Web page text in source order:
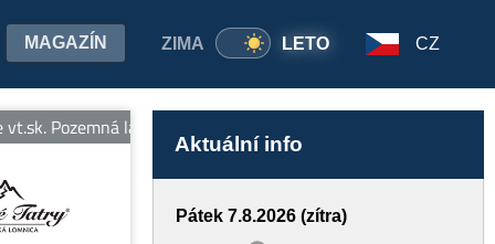
ZIMA LETO
MAGAZÍN CZ
Pozemná lanovka na Hrebienok v prevádzke denne od 7:00
Aktuální info
Pátek 7.8.2026 (zítra)